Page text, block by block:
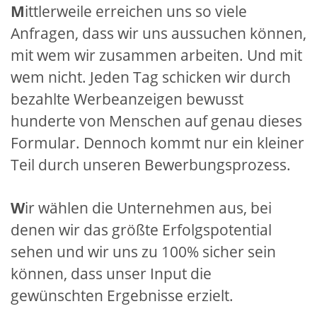
Mittlerweile erreichen uns so viele
Anfragen, dass wir uns aussuchen können,
mit wem wir zusammen arbeiten. Und mit
wem nicht. Jeden Tag schicken wir durch
bezahlte Werbeanzeigen bewusst
hunderte von Menschen auf genau dieses
Formular. Dennoch kommt nur ein kleiner
Teil durch unseren Bewerbungsprozess.
Wir wählen die Unternehmen aus, bei
denen wir das größte Erfolgspotential
sehen und wir uns zu 100% sicher sein
können, dass unser Input die
gewünschten Ergebnisse erzielt.